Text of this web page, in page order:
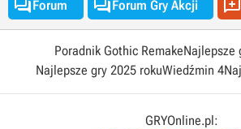
Forum Forum Gry Akcji 
Poradnik Gothic RemakeNajlepsze
Najlepsze gry 2025 rokuWiedźmin 4
GRYOnline.pl: